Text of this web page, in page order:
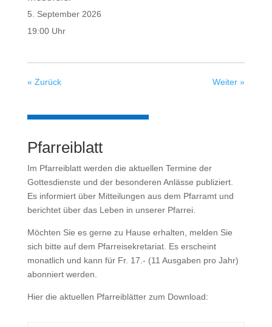
5. September 2026
19:00 Uhr
Weiter »
« Zurück
Pfarreiblatt
Im Pfarreiblatt werden die aktuellen Termine der
Gottesdienste und der besonderen Anlässe publiziert.
Es informiert über Mitteilungen aus dem Pfarramt und
berichtet über das Leben in unserer Pfarrei.
Möchten Sie es gerne zu Hause erhalten, melden Sie
sich bitte auf dem Pfarreisekretariat. Es erscheint
monatlich und kann für Fr. 17.- (11 Ausgaben pro Jahr)
abonniert werden.
Hier die aktuellen Pfarreiblätter zum Download: